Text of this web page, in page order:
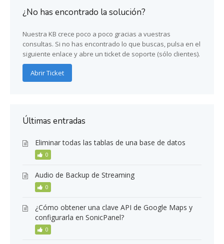
¿No has encontrado la solución?
Nuestra KB crece poco a poco gracias a vuestras
consultas. Si no has encontrado lo que buscas, pulsa en el
siguiente enlace y abre un ticket de soporte (sólo clientes).
Abrir Ticket
Últimas entradas
Eliminar todas las tablas de una base de datos
0
Audio de Backup de Streaming
0
¿Cómo obtener una clave API de Google Maps y
configurarla en SonicPanel?
0